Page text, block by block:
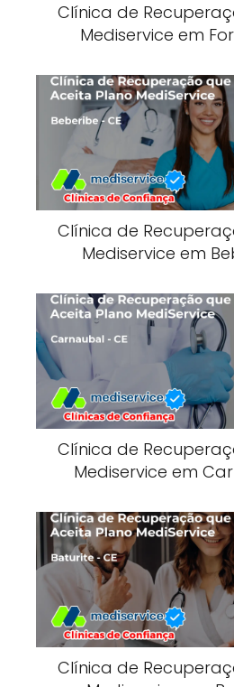
Clínica de
Mediservice em
Clínica de
Mediservice em
Clínica de
Mediservice em
Clínica de